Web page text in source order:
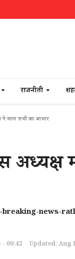
राजनीती
ने माना सभी का आभार
अध्यक्ष
news-
- 00:42 Updated: Aug